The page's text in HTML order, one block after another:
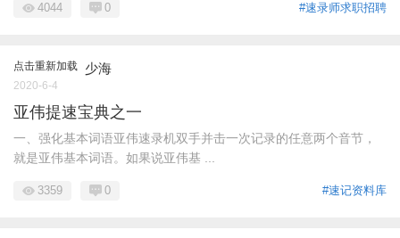
#速录师求职招聘
4044 0
点击重新加载 少海
2020-6-4
亚伟提速宝典之一
一、强化基本词语亚伟速录机双手并击一次记录的任意两个音节，
就是亚伟基本词语。如果说亚伟基 ...
#速记资料库
3359 0